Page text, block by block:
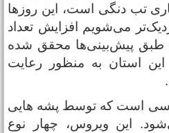
تب دنگی است، این روزها
می‌شویم افزایش تعداد
پیش‌بینی‌ها محقق شده
استان به منظور رعایت
است که توسط پشه هایی
این ویروس، چهار نوع